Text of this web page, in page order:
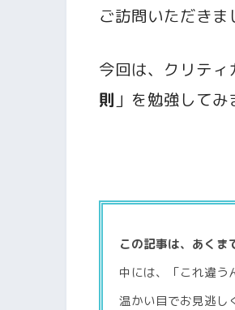
ご訪問いただきま
今回は、クリテ
則」を勉強してみ
この記事は、あくま
中には、「これ違う
温かい目でお見逃し